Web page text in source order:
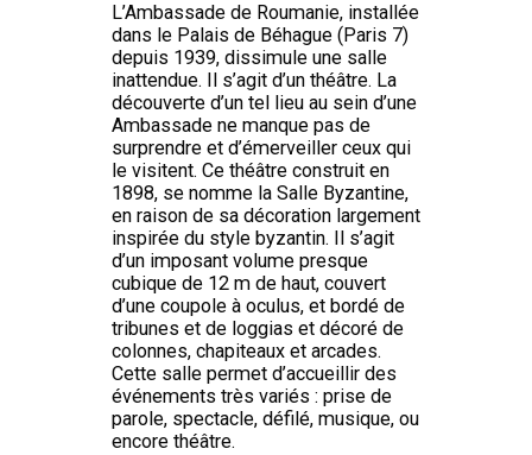
L’Ambassade de Roumanie, installée
dans le Palais de Béhague (Paris 7)
depuis 1939, dissimule une salle
inattendue. Il s’agit d’un théâtre. La
découverte d’un tel lieu au sein d’une
Ambassade ne manque pas de
surprendre et d’émerveiller ceux qui
le visitent. Ce théâtre construit en
1898, se nomme la Salle Byzantine,
en raison de sa décoration largement
inspirée du style byzantin. Il s’agit
d’un imposant volume presque
cubique de 12 m de haut, couvert
d’une coupole à oculus, et bordé de
tribunes et de loggias et décoré de
colonnes, chapiteaux et arcades.
Cette salle permet d’accueillir des
événements très variés : prise de
parole, spectacle, défilé, musique, ou
encore théâtre.